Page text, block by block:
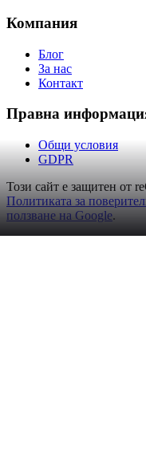
Компания
Блог
За нас
Контакт
Правна
Общи условия
GDPR
Този сайт е защитен от
Политиката за
ползване на Google.